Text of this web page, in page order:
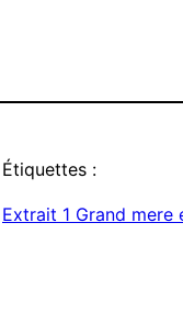
Étiquettes :
Extrait 1 Grand mere